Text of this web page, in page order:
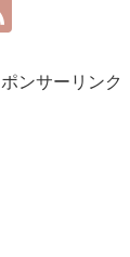
ンサーリンク